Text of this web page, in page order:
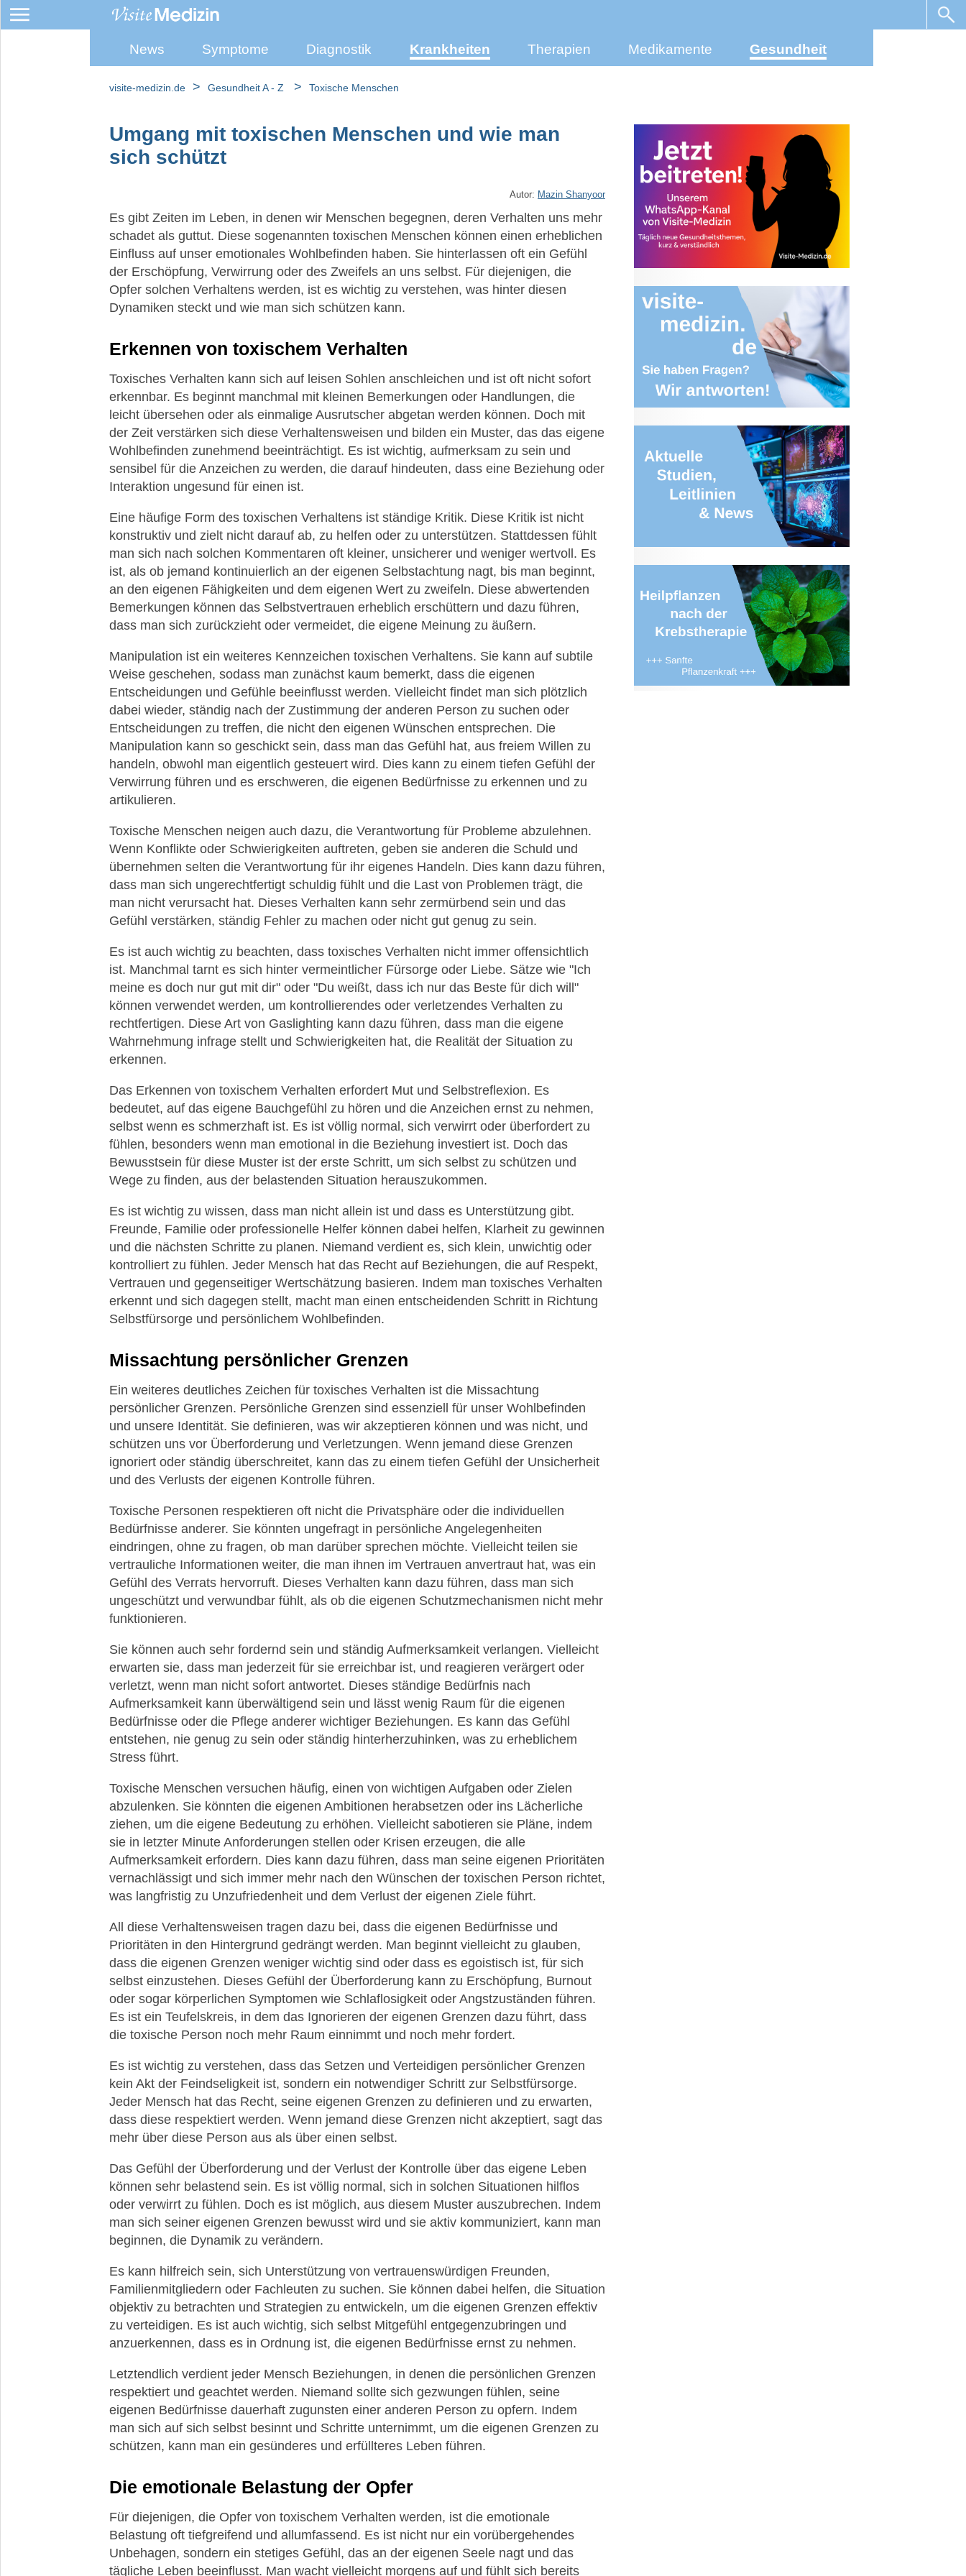
News Symptome Diagnostik Krankheiten Therapien Medikamente Gesundheit
visite-medizin.de > Gesundheit A - Z > Toxische Menschen
Umgang mit toxischen Menschen und wie man
sich schützt
Autor: Mazin Shanyoor
Es gibt Zeiten im Leben, in denen wir Menschen begegnen, deren Verhalten uns mehr
schadet als guttut. Diese sogenannten toxischen Menschen können einen erheblichen
Einfluss auf unser emotionales Wohlbefinden haben. Sie hinterlassen oft ein Gefühl
der Erschöpfung, Verwirrung oder des Zweifels an uns selbst. Für diejenigen, die
Opfer solchen Verhaltens werden, ist es wichtig zu verstehen, was hinter diesen
Dynamiken steckt und wie man sich schützen kann.
Erkennen von toxischem Verhalten
Toxisches Verhalten kann sich auf leisen Sohlen anschleichen und ist oft nicht sofort
erkennbar. Es beginnt manchmal mit kleinen Bemerkungen oder Handlungen, die
leicht übersehen oder als einmalige Ausrutscher abgetan werden können. Doch mit
der Zeit verstärken sich diese Verhaltensweisen und bilden ein Muster, das das eigene
Wohlbefinden zunehmend beeinträchtigt. Es ist wichtig, aufmerksam zu sein und
sensibel für die Anzeichen zu werden, die darauf hindeuten, dass eine Beziehung oder
Interaktion ungesund für einen ist.
Eine häufige Form des toxischen Verhaltens ist ständige Kritik. Diese Kritik ist nicht
konstruktiv und zielt nicht darauf ab, zu helfen oder zu unterstützen. Stattdessen fühlt
man sich nach solchen Kommentaren oft kleiner, unsicherer und weniger wertvoll. Es
ist, als ob jemand kontinuierlich an der eigenen Selbstachtung nagt, bis man beginnt,
an den eigenen Fähigkeiten und dem eigenen Wert zu zweifeln. Diese abwertenden
Bemerkungen können das Selbstvertrauen erheblich erschüttern und dazu führen,
dass man sich zurückzieht oder vermeidet, die eigene Meinung zu äußern.
Manipulation ist ein weiteres Kennzeichen toxischen Verhaltens. Sie kann auf subtile
Weise geschehen, sodass man zunächst kaum bemerkt, dass die eigenen
Entscheidungen und Gefühle beeinflusst werden. Vielleicht findet man sich plötzlich
dabei wieder, ständig nach der Zustimmung der anderen Person zu suchen oder
Entscheidungen zu treffen, die nicht den eigenen Wünschen entsprechen. Die
Manipulation kann so geschickt sein, dass man das Gefühl hat, aus freiem Willen zu
handeln, obwohl man eigentlich gesteuert wird. Dies kann zu einem tiefen Gefühl der
Verwirrung führen und es erschweren, die eigenen Bedürfnisse zu erkennen und zu
artikulieren.
Toxische Menschen neigen auch dazu, die Verantwortung für Probleme abzulehnen.
Wenn Konflikte oder Schwierigkeiten auftreten, geben sie anderen die Schuld und
übernehmen selten die Verantwortung für ihr eigenes Handeln. Dies kann dazu führen,
dass man sich ungerechtfertigt schuldig fühlt und die Last von Problemen trägt, die
man nicht verursacht hat. Dieses Verhalten kann sehr zermürbend sein und das
Gefühl verstärken, ständig Fehler zu machen oder nicht gut genug zu sein.
Es ist auch wichtig zu beachten, dass toxisches Verhalten nicht immer offensichtlich
ist. Manchmal tarnt es sich hinter vermeintlicher Fürsorge oder Liebe. Sätze wie "Ich
meine es doch nur gut mit dir" oder "Du weißt, dass ich nur das Beste für dich will"
können verwendet werden, um kontrollierendes oder verletzendes Verhalten zu
rechtfertigen. Diese Art von Gaslighting kann dazu führen, dass man die eigene
Wahrnehmung infrage stellt und Schwierigkeiten hat, die Realität der Situation zu
erkennen.
Das Erkennen von toxischem Verhalten erfordert Mut und Selbstreflexion. Es
bedeutet, auf das eigene Bauchgefühl zu hören und die Anzeichen ernst zu nehmen,
selbst wenn es schmerzhaft ist. Es ist völlig normal, sich verwirrt oder überfordert zu
fühlen, besonders wenn man emotional in die Beziehung investiert ist. Doch das
Bewusstsein für diese Muster ist der erste Schritt, um sich selbst zu schützen und
Wege zu finden, aus der belastenden Situation herauszukommen.
Es ist wichtig zu wissen, dass man nicht allein ist und dass es Unterstützung gibt.
Freunde, Familie oder professionelle Helfer können dabei helfen, Klarheit zu gewinnen
und die nächsten Schritte zu planen. Niemand verdient es, sich klein, unwichtig oder
kontrolliert zu fühlen. Jeder Mensch hat das Recht auf Beziehungen, die auf Respekt,
Vertrauen und gegenseitiger Wertschätzung basieren. Indem man toxisches Verhalten
erkennt und sich dagegen stellt, macht man einen entscheidenden Schritt in Richtung
Selbstfürsorge und persönlichem Wohlbefinden.
Missachtung persönlicher Grenzen
Ein weiteres deutliches Zeichen für toxisches Verhalten ist die Missachtung
persönlicher Grenzen. Persönliche Grenzen sind essenziell für unser Wohlbefinden
und unsere Identität. Sie definieren, was wir akzeptieren können und was nicht, und
schützen uns vor Überforderung und Verletzungen. Wenn jemand diese Grenzen
ignoriert oder ständig überschreitet, kann das zu einem tiefen Gefühl der Unsicherheit
und des Verlusts der eigenen Kontrolle führen.
Toxische Personen respektieren oft nicht die Privatsphäre oder die individuellen
Bedürfnisse anderer. Sie könnten ungefragt in persönliche Angelegenheiten
eindringen, ohne zu fragen, ob man darüber sprechen möchte. Vielleicht teilen sie
vertrauliche Informationen weiter, die man ihnen im Vertrauen anvertraut hat, was ein
Gefühl des Verrats hervorruft. Dieses Verhalten kann dazu führen, dass man sich
ungeschützt und verwundbar fühlt, als ob die eigenen Schutzmechanismen nicht mehr
funktionieren.
Sie können auch sehr fordernd sein und ständig Aufmerksamkeit verlangen. Vielleicht
erwarten sie, dass man jederzeit für sie erreichbar ist, und reagieren verärgert oder
verletzt, wenn man nicht sofort antwortet. Dieses ständige Bedürfnis nach
Aufmerksamkeit kann überwältigend sein und lässt wenig Raum für die eigenen
Bedürfnisse oder die Pflege anderer wichtiger Beziehungen. Es kann das Gefühl
entstehen, nie genug zu sein oder ständig hinterherzuhinken, was zu erheblichem
Stress führt.
Toxische Menschen versuchen häufig, einen von wichtigen Aufgaben oder Zielen
abzulenken. Sie könnten die eigenen Ambitionen herabsetzen oder ins Lächerliche
ziehen, um die eigene Bedeutung zu erhöhen. Vielleicht sabotieren sie Pläne, indem
sie in letzter Minute Anforderungen stellen oder Krisen erzeugen, die alle
Aufmerksamkeit erfordern. Dies kann dazu führen, dass man seine eigenen Prioritäten
vernachlässigt und sich immer mehr nach den Wünschen der toxischen Person richtet,
was langfristig zu Unzufriedenheit und dem Verlust der eigenen Ziele führt.
All diese Verhaltensweisen tragen dazu bei, dass die eigenen Bedürfnisse und
Prioritäten in den Hintergrund gedrängt werden. Man beginnt vielleicht zu glauben,
dass die eigenen Grenzen weniger wichtig sind oder dass es egoistisch ist, für sich
selbst einzustehen. Dieses Gefühl der Überforderung kann zu Erschöpfung, Burnout
oder sogar körperlichen Symptomen wie Schlaflosigkeit oder Angstzuständen führen.
Es ist ein Teufelskreis, in dem das Ignorieren der eigenen Grenzen dazu führt, dass
die toxische Person noch mehr Raum einnimmt und noch mehr fordert.
Es ist wichtig zu verstehen, dass das Setzen und Verteidigen persönlicher Grenzen
kein Akt der Feindseligkeit ist, sondern ein notwendiger Schritt zur Selbstfürsorge.
Jeder Mensch hat das Recht, seine eigenen Grenzen zu definieren und zu erwarten,
dass diese respektiert werden. Wenn jemand diese Grenzen nicht akzeptiert, sagt das
mehr über diese Person aus als über einen selbst.
Das Gefühl der Überforderung und der Verlust der Kontrolle über das eigene Leben
können sehr belastend sein. Es ist völlig normal, sich in solchen Situationen hilflos
oder verwirrt zu fühlen. Doch es ist möglich, aus diesem Muster auszubrechen. Indem
man sich seiner eigenen Grenzen bewusst wird und sie aktiv kommuniziert, kann man
beginnen, die Dynamik zu verändern.
Es kann hilfreich sein, sich Unterstützung von vertrauenswürdigen Freunden,
Familienmitgliedern oder Fachleuten zu suchen. Sie können dabei helfen, die Situation
objektiv zu betrachten und Strategien zu entwickeln, um die eigenen Grenzen effektiv
zu verteidigen. Es ist auch wichtig, sich selbst Mitgefühl entgegenzubringen und
anzuerkennen, dass es in Ordnung ist, die eigenen Bedürfnisse ernst zu nehmen.
Letztendlich verdient jeder Mensch Beziehungen, in denen die persönlichen Grenzen
respektiert und geachtet werden. Niemand sollte sich gezwungen fühlen, seine
eigenen Bedürfnisse dauerhaft zugunsten einer anderen Person zu opfern. Indem
man sich auf sich selbst besinnt und Schritte unternimmt, um die eigenen Grenzen zu
schützen, kann man ein gesünderes und erfüllteres Leben führen.
Die emotionale Belastung der Opfer
Für diejenigen, die Opfer von toxischem Verhalten werden, ist die emotionale
Belastung oft tiefgreifend und allumfassend. Es ist nicht nur ein vorübergehendes
Unbehagen, sondern ein stetiges Gefühl, das an der eigenen Seele nagt und das
tägliche Leben beeinflusst. Man wacht vielleicht morgens auf und fühlt sich bereits